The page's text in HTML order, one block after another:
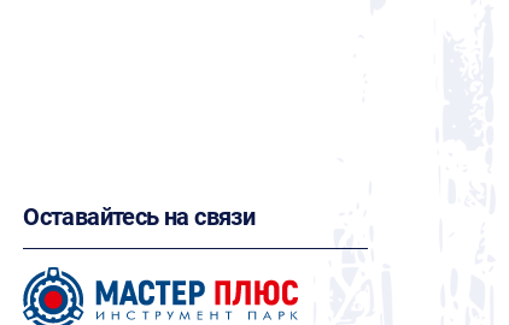
Оставайтесь на связи